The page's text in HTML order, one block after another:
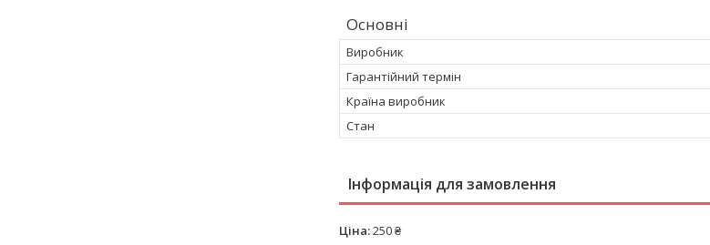
Основні
Виробник
Гарантійний термін
Країна виробник
Стан
Інформація для замовлення
Ціна:250 ₴